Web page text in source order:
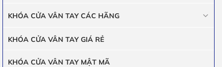
KHÓA CỬA VÂN TAY CÁC HÃNG
KHÓA CỬA VÂN TAY GIÁ RẺ
KHÓA CỬA VÂN TAY MẬT MÃ